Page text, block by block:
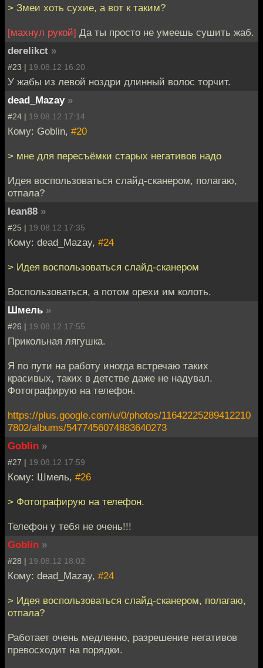
> Змеи хоть сухие, а вот к таким?
[махнул рукой] Да ты просто не умеешь сушить жаб.
derelikct »
#23 | 19.08.12 16:20
У жабы из левой ноздри длинный волос торчит.
dead_Mazay »
#24 | 19.08.12 17:14
Кому: Goblin, #20
> мне для пересъёмки старых негативов надо
Идея воспользоваться слайд-сканером, полагаю,
отпала?
lean88 »
#25 | 19.08.12 17:35
Кому: dead_Mazay, #24
> Идея воспользоваться слайд-сканером
Воспользоваться, а потом орехи им колоть.
Шмель »
#26 | 19.08.12 17:55
Прикольная лягушка.
Я по пути на работу иногда встречаю таких
красивых, таких в детстве даже не надувал.
Фотографирую на телефон.
https://plus.google.com/u/0/photos/11642225289412210
7802/albums/5477456074883640273
Goblin »
#27 | 19.08.12 17:59
Кому: Шмель, #26
> Фотографирую на телефон.
Телефон у тебя не очень!!!
Goblin »
#28 | 19.08.12 18:02
Кому: dead_Mazay, #24
> Идея воспользоваться слайд-сканером, полагаю,
отпала?
Работает очень медленно, разрешение негативов
превосходит на порядки.